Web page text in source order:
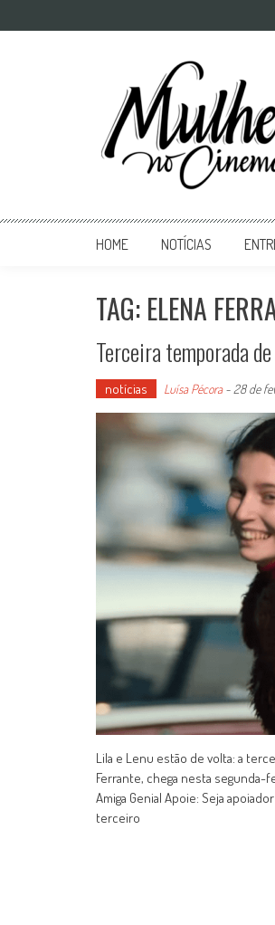
Mulher no
HOME NOTÍCIAS
TAG: ELENA
Terceira temporada
notícias Luísa Pécora- 28 de
Lila e Lenu estão de volta: a
Ferrante, chega nesta segunda-
Amiga Genial Apoie: Seja
terceiro